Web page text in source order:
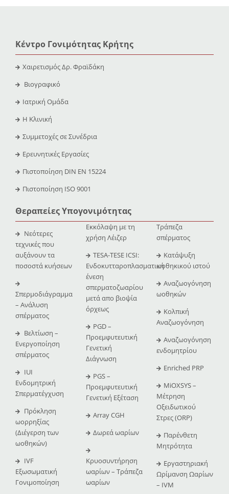
Κέντρο Γονιμότητας Κρήτης
Χαιρετισμός Δρ. Φραϊδάκη
Βιογραφικό
Ιατρική Ομάδα
Η Κλινική
Συμμετοχές σε Συνέδρια
Ερευνητικές Εργασίες
Πιστοποίηση DIN EN 15224
Πιστοποίηση ISO 9001
Θεραπείες Υπογονιμότητας
Νεότερες
τεχνικές που
αυξάνουν τα
ποσοστά κυήσεων
Σπερμοδιάγραμμα
– Ανάλυση
σπέρματος
Βελτίωση –
Ενεργοποίηση
σπέρματος
IUI
Ενδομητρική
Σπερματέγχυση
Πρόκληση
ωορρηξίας
(Διέγερση των
ωοθηκών)
IVF
Εξωσωματική
Γονιμοποίηση
Εκκόλαψη με τη
χρήση Λέιζερ
TESA-TESE ICSI:
Ενδοκυτταροπλασματική
ένεση
σπερματοζωαρίου
μετά απο βιοψία
όρχεως
PGD –
Προεμφυτευτική
Γενετική
Διάγνωση
PGS –
Προεμφυτευτική
Γενετική Εξέταση
Array CGH
Δωρεά ωαρίων
Κρυοσυντήρηση
ωαρίων – Τράπεζα
ωαρίων
Τράπεζα
σπέρματος
Κατάψυξη
ωοθηκικού ιστού
Αναζωογόνηση
ωοθηκών
Κολπική
Αναζωογόνηση
Αναζωογόνηση
ενδομητρίου
Enriched PRP
MiOXSYS –
Μέτρηση
Οξειδωτικού
Στρες (ORP)
Παρένθετη
Μητρότητα
Εργαστηριακή
Ωρίμανση Ωαρίων
– IVM